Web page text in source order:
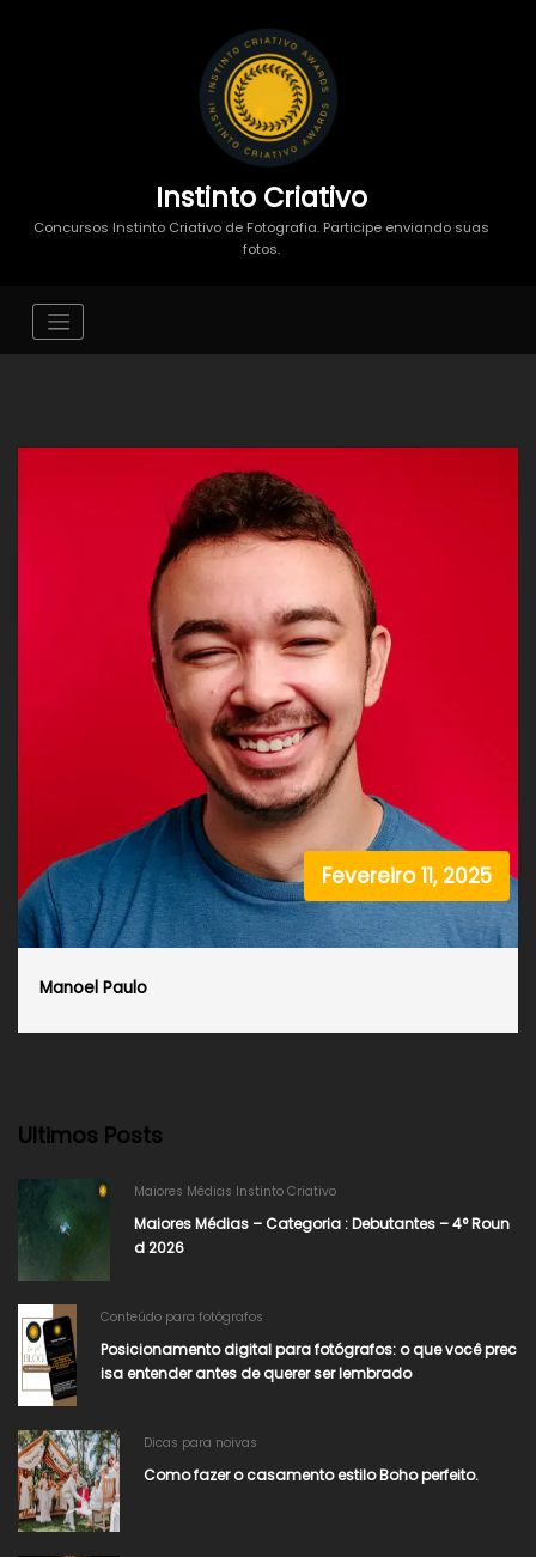
Instinto Criativo
Concursos Instinto Criativo de Fotografia. Participe enviando suas
fotos.
Fevereiro 11, 2025
Manoel Paulo
Ultimos Posts
Maiores Médias Instinto Criativo
Maiores Médias – Categoria : Debutantes – 4° Roun
d 2026
Conteúdo para fotógrafos
Posicionamento digital para fotógrafos: o que você prec
isa entender antes de querer ser lembrado
Dicas para noivas
Como fazer o casamento estilo Boho perfeito.